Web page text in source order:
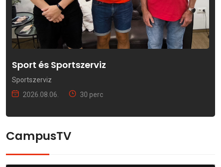
Sport és Sportszerviz
Sportszerviz
2026.08.06.
30 perc
CampusTV